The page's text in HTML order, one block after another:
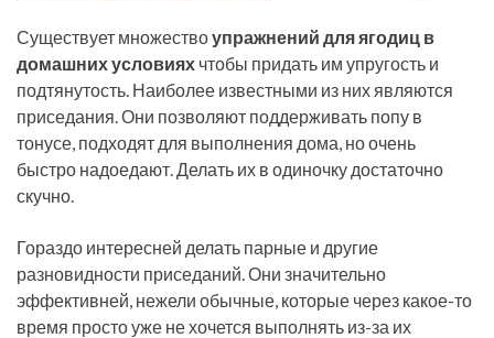
Существует множествоупражнений для ягодиц в
домашних условиях чтобы придать им упругость и
подтянутость. Наиболее известными из них являются
приседания. Они позволяют поддерживать попу в
тонусе, подходят для выполнения дома, но очень
быстро надоедают. Делать их в одиночку достаточно
скучно.
Гораздо интересней делать парные и другие
разновидности приседаний. Они значительно
эффективней, нежели обычные, которые через какое-то
время просто уже не хочется выполнять из-за их